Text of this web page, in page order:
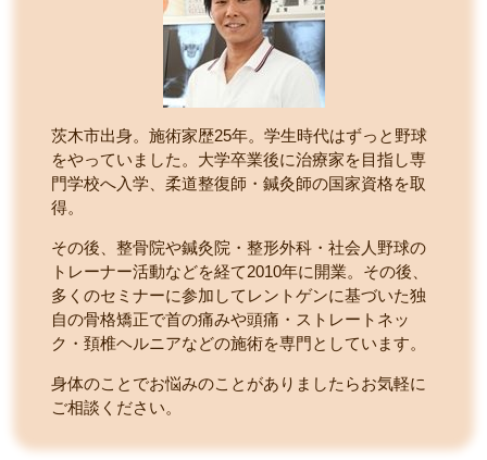
茨木市出身。施術家歴25年。学生時代はずっと野球
をやっていました。大学卒業後に治療家を目指し専
門学校へ入学、柔道整復師・鍼灸師の国家資格を取
得。
その後、整骨院や鍼灸院・整形外科・社会人野球の
トレーナー活動などを経て2010年に開業。その後、
多くのセミナーに参加してレントゲンに基づいた独
自の骨格矯正で首の痛みや頭痛・ストレートネッ
ク・頚椎ヘルニアなどの施術を専門としています。
身体のことでお悩みのことがありましたらお気軽に
ご相談ください。